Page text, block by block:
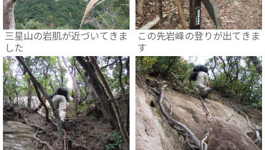
三星山の岩肌が近づいてきま
した
この先岩峰の登りが出てきま
す